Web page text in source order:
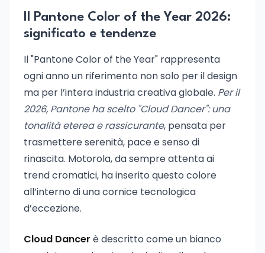
Il Pantone Color of the Year 2026:
significato e tendenze
Il "Pantone Color of the Year" rappresenta
ogni anno un riferimento non solo per il design
ma per l’intera industria creativa globale. Per il
2026, Pantone ha scelto "Cloud Dancer": una
tonalità eterea e rassicurante, pensata per
trasmettere serenità, pace e senso di
rinascita. Motorola, da sempre attenta ai
trend cromatici, ha inserito questo colore
all’interno di una cornice tecnologica
d’eccezione.
Cloud Dancer è descritto come un bianco